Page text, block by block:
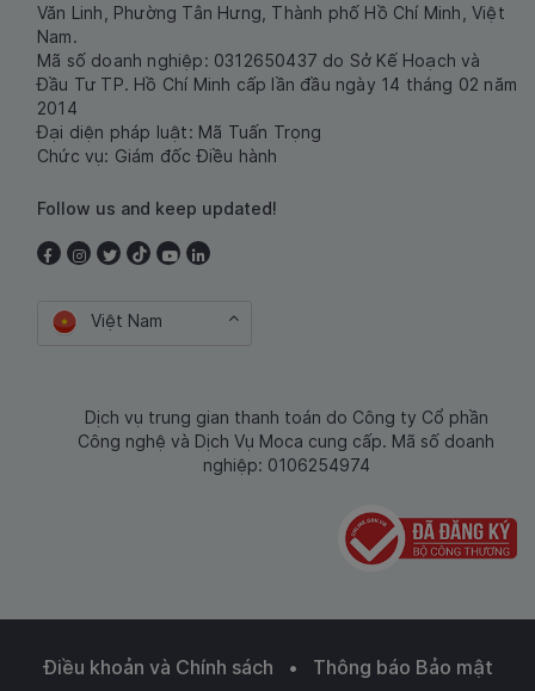
Văn Linh, Phường Tân Hưng, Thành phố Hồ Chí Minh, Việt
Nam.
Mã số doanh nghiệp: 0312650437 do Sở Kế Hoạch và
Đầu Tư TP. Hồ Chí Minh cấp lần đầu ngày 14 tháng 02 năm
2014
Đại diện pháp luật: Mã Tuấn Trọng
Chức vụ: Giám đốc Điều hành
Follow us and keep updated!
Việt Nam
Dịch vụ trung gian thanh toán do Công ty Cổ phần
Công nghệ và Dịch Vụ Moca cung cấp. Mã số doanh
nghiệp: 0106254974
Điều khoản và Chính sách •
Thông báo Bảo mật